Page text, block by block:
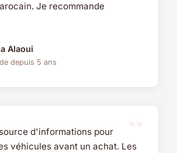
Je recommande
Alaoui
depuis 5 ans
d'informations pour
véhicules avant un achat. Les